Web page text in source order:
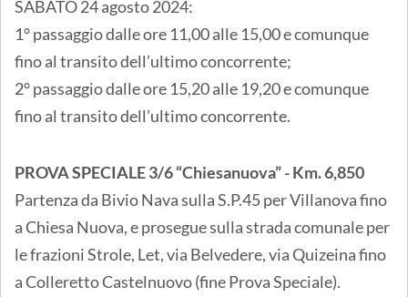
SABATO 24 agosto 2024:
1° passaggio dalle ore 11,00 alle 15,00 e comunque
fino al transito dell’ultimo concorrente;
2° passaggio dalle ore 15,20 alle 19,20 e comunque
fino al transito dell’ultimo concorrente.
PROVA SPECIALE 3/6 “Chiesanuova” - Km. 6,850
Partenza da Bivio Nava sulla S.P.45 per Villanova fino
a Chiesa Nuova, e prosegue sulla strada comunale per
le frazioni Strole, Let, via Belvedere, via Quizeina fino
a Colleretto Castelnuovo (fine Prova Speciale).